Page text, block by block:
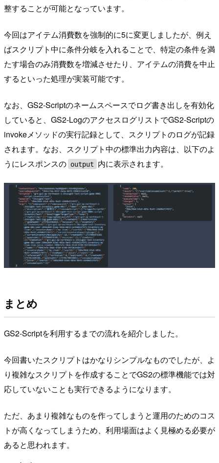
整することが可能となっています。
今回はアイテム消費数を強制的に5に変更しましたが、例え
ばスクリプト中に条件分岐を入れることで、特定の条件を満
たす場合のみ消費数を増減させたり、アイテムの消費を中止
するといった処理が実装可能です。
なお、GS2-Scriptのネームスペースでログ書き出しを有効化
していると、GS2-LogのアクセスログリストでGS2-Scriptの
invokeメソッドの実行記録として、スクリプトのログが記録
されます。なお、スクリプト中の標準出力内容は、以下のよ
うにレスポンスの output 内に表示されます。
まとめ
GS2-Scriptを利用するまでの流れを紹介しました。
今回書いたスクリプトはかなりシンプルなものでしたが、よ
り複雑なスクリプトを作成することでGS2の標準機能では対
応していないことも実行できるようになります。
ただ、あまり複雑なものを作ってしまうと運用のためのコス
トが高くなってしまうため、利用場面はよく見極める必要が
あると思われます。